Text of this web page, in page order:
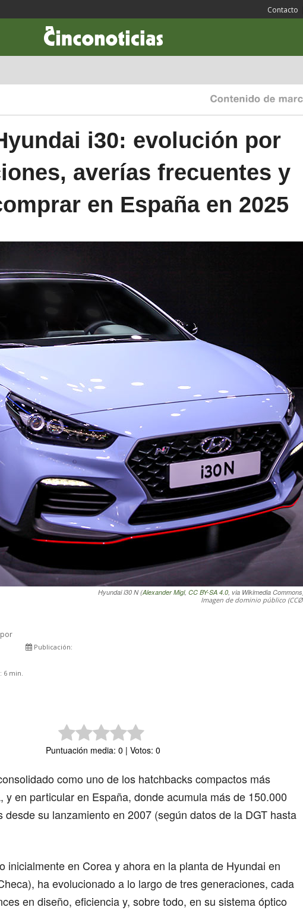
Contacto
i30: evolución por
averías frecuentes y
en España en 2025
Hyundai i30 N (Alexander Migl, CC BY-SA 4.0 , via Wikimedia
Imagen de dominio público
Publicación:
6 min.
Puntuación media: 0 | Votos: 0
como uno de los hatchbacks compactos más
y en particular en España, donde acumula más de 150.000
desde su lanzamiento en 2007 (según datos de la DGT hasta
inicialmente en Corea y ahora en la planta de Hyundai en
ha evolucionado a lo largo de tres generaciones, cada
en diseño, eficiencia y, sobre todo, en su sistema óptico